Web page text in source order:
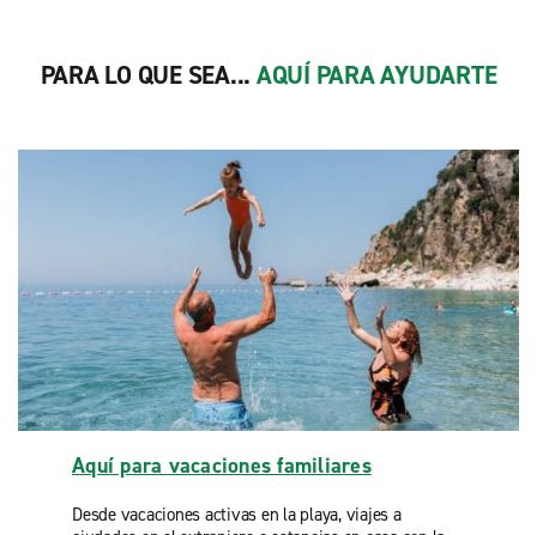
PARA LO QUE SEA... AQUÍ PARA AYUDARTE
Aquí para vacaciones familiares
Desde vacaciones activas en la playa, viajes a